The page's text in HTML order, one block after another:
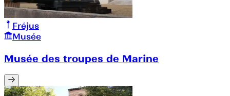
Fréjus
Musée
Musée des troupes de Marine